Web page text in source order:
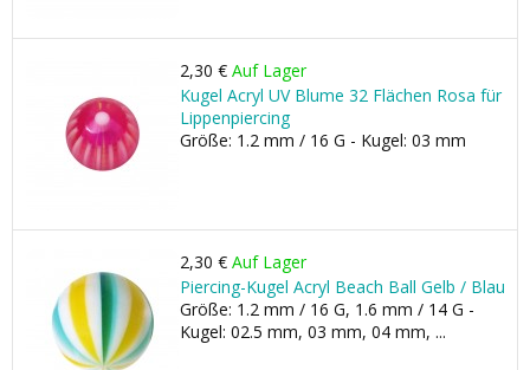
2,30 € Auf Lager
Kugel Acryl UV Blume 32 Flächen Rosa für
Lippenpiercing
Größe: 1.2 mm / 16 G - Kugel: 03 mm
2,30 € Auf Lager
Piercing-Kugel Acryl Beach Ball Gelb / Blau
Größe: 1.2 mm / 16 G, 1.6 mm / 14 G -
Kugel: 02.5 mm, 03 mm, 04 mm, ...